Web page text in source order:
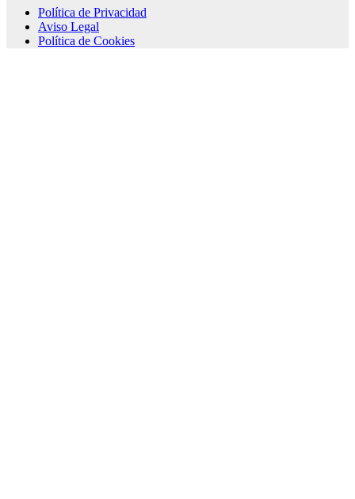
Política de Privacidad
Aviso Legal
Política de Cookies